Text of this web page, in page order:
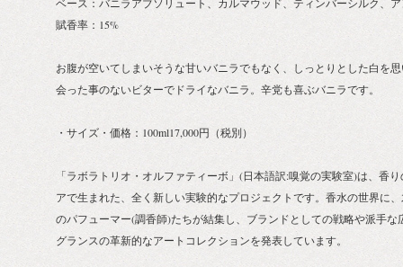
賦香率：15%
お腹が空いてしまいそうな甘いバニラでもなく、しっとりとした白を
会った事のないビターでドライなバニラ。辛党も喜ぶバニラです。
・サイズ・価格：100ml17,000円（税別）
「ラボラトリオ・オルファティーボ」(日本語訳:嗅覚の実験室)は、香
アで生まれた、全く新しい実験的なプロジェクトです。香水の世界に
のパフューマー(調香師)たちが結集し、ブランドとしての戦略や派手
グランスの革新的なアートコレクションを発表しています。